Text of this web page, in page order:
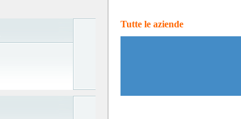
Tutte le aziende